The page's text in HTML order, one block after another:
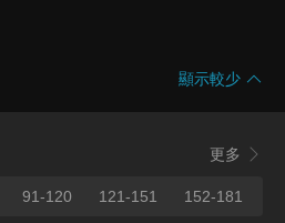
顯示較少
更多
91-120 121-151 152-181